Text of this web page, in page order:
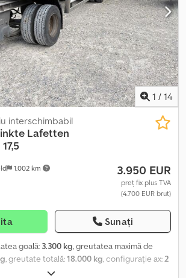
TOATĂ GERMANIA! MEPO-VEHICULE
DIN 1983! VIZIONAREA DOAR CU
1 / 14
1.002 km
interschimbabil
Lafetten
3.950 EUR
preț fix plus TVA
(4.700 EUR brut)
Sunați
goală: 3.300 kg, greutatea maximă de
, greutate totală:18.000 kg, configurație ax:2
10/2008, următoarea inspecție (TÜV):